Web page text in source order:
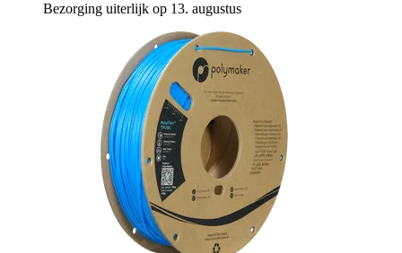
Bezorging uiterlijk op 13. augustus